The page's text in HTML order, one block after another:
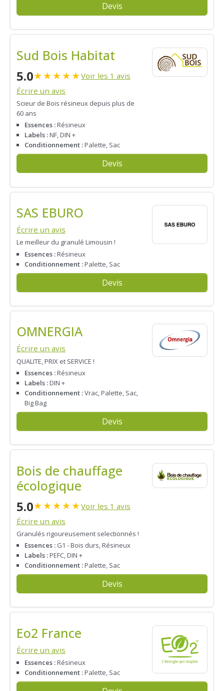
Devis
Sud Bois Habitat
5.0★★★★★Voir les 1 avis
Écrire un avis
Scieur de Bois résineux depuis plus de
60 ans
Essences :Résineux
Labels :NF, DIN +
Conditionnement :Palette, Sac
Devis
SAS EBURO
Écrire un avis
Le meilleur du granulé Limousin !
Essences :Résineux
Conditionnement :Palette, Sac
Devis
OMNERGIA
Écrire un avis
QUALITE, PRIX et SERVICE !
Essences :Résineux
Labels :DIN +
Conditionnement :Vrac, Palette, Sac,
Big Bag
Devis
Bois de chauffage
écologique
5.0★★★★★Voir les 1 avis
Écrire un avis
Granulés rigoureusement selectionnés !
Essences : G1 - Bois durs, Résineux
Labels :PEFC, DIN +
Conditionnement :Palette, Sac
Devis
Eo2 France
Écrire un avis
Essences :Résineux
Conditionnement :Palette, Sac